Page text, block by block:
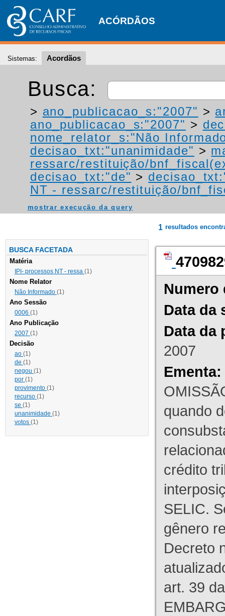
ACÓRDÃOS
Sistemas: Acordãos
Busca:
> ano_publicacao_s:"2007" >
ano_publicacao_s:"2007" >
nome_relator_s:"Não
decisao_txt:"unanimidade" >
ressarc/restituição/
decisao_txt:"de" >
NT - ressarc/restituição/
mostrar execução da query
BUSCA FACETADA
Matéria
IPI- processos NT - ressa (1)
Nome Relator
Não Informado (1)
Ano Sessão
0006 (1)
Ano Publicação
2007 (1)
Decisão
ao (1)
de (1)
negou (1)
por (1)
provimento (1)
recurso (1)
se (1)
unanimidade (1)
votos (1)
1 resultados
Numero
Data da
Data da
2007
Ementa:
quando
crédito
SELIC.
gênero
Decreto
art. 39